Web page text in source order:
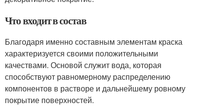
Что входит в состав
Благодаря именно составным элементам краска
характеризуется своими положительными
качествами. Основой служит вода, которая
способствуют равномерному распределению
компонентов в растворе и дальнейшему ровному
покрытие поверхностей.